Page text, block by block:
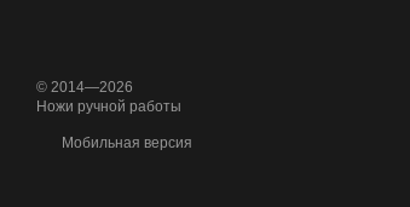
© 2014—2026
Ножи ручной работы
Мобильная версия